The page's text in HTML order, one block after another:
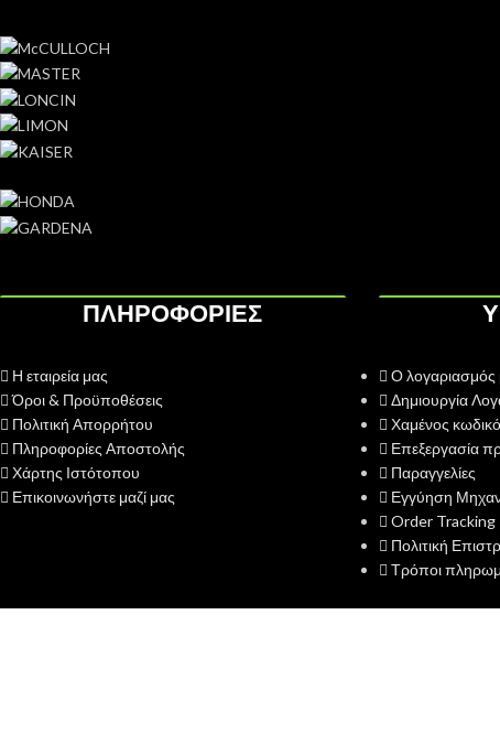
ΠΛΗΡΟΦΟΡΙΕΣ
Η εταιρεία μας
Όροι & Προϋποθέσεις
Πολιτική Απορρήτου
Πληροφορίες Αποστολής
Χάρτης Ιστότοπου
Επικοινωνήστε μαζί μας
Ο λογαριασμός
Δημιουργία
Χαμένος
Επεξεργασία
Παραγγελίες
Εγγύηση
Order Tracking
Πολιτική
Τρόποι